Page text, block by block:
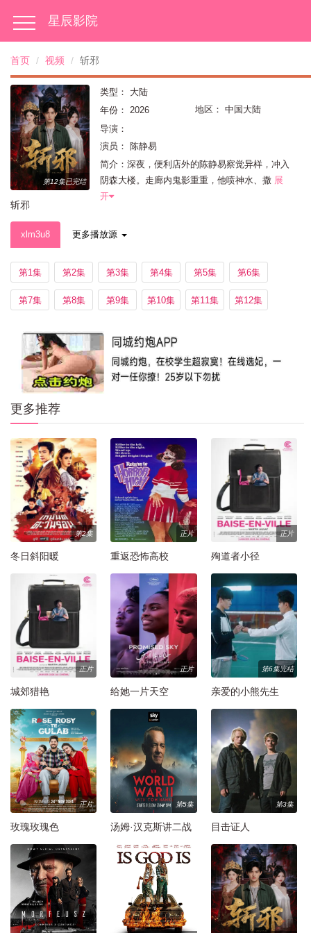
星辰影院
首页 视频 斩邪
第12集已完结
斩邪
类型：
大陆
年份：
2026 地区：
中国大陆
导演：
演员：
陈静易
简介：深夜，便利店外的陈静易察觉异样，冲入
阴森大楼。走廊内鬼影重重，他喷神水、撒 展
开
xlm3u8 更多播放源
第1集 第2集 第3集 第4集 第5集 第6集
第7集 第8集 第9集 第10集 第11集 第12集
更多推荐
第2集
冬日斜阳暖
正片
重返恐怖高校
正片
殉道者小径
正片
城郊猎艳
正片
给她一片天空
第6集完结
亲爱的小熊先生
正片
玫瑰玫瑰色
第5集
汤姆·汉克斯讲二战
第3集
目击证人